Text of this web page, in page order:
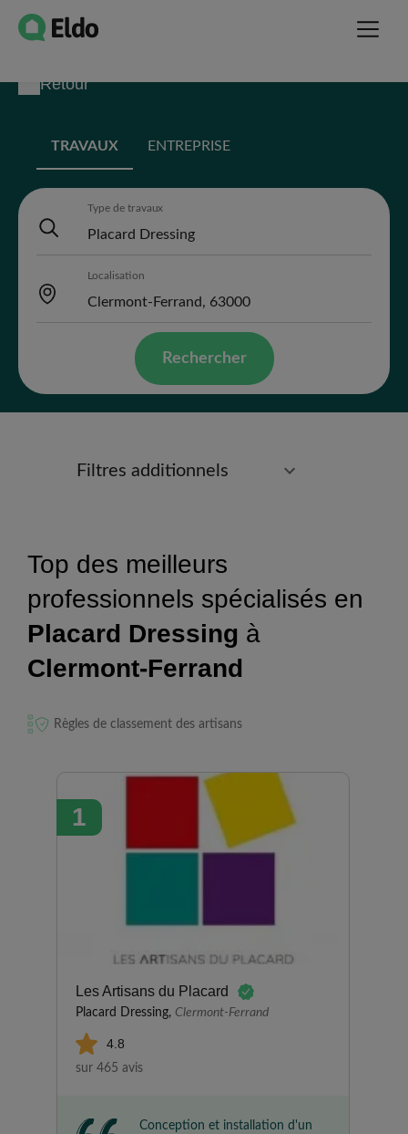
Retour
TRAVAUX ENTREPRISE
Type de travaux
Localisation
Rechercher
Filtres additionnels
Top des meilleurs
professionnels spécialisés en
Placard Dressing à
Clermont-Ferrand
Règles de classement des artisans
1
Les Artisans du Placard
Placard Dressing, Clermont-Ferrand
4.8
sur 465 avis
Conception et installation d'un